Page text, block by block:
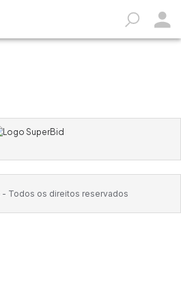
- Todos os direitos reservados